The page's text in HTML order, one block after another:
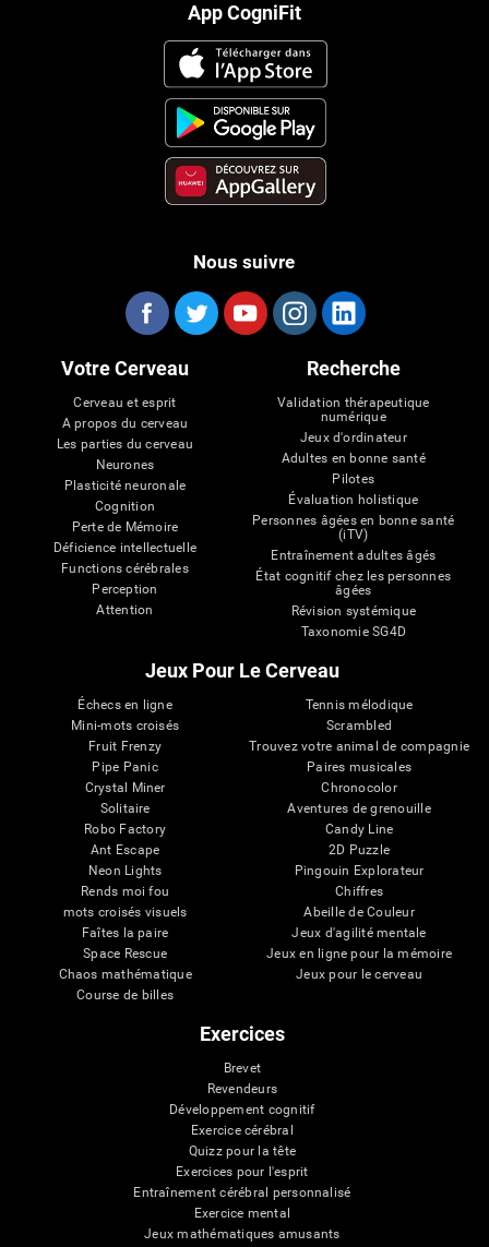
App CogniFit
Nous suivre
Votre Cerveau
Cerveau et esprit
A propos du cerveau
Les parties du cerveau
Neurones
Plasticité neuronale
Cognition
Perte de Mémoire
Déficience intellectuelle
Functions cérébrales
Perception
Attention
Recherche
Validation thérapeutique
numérique
Jeux d'ordinateur
Adultes en bonne santé
Pilotes
Évaluation holistique
Personnes âgées en bonne santé
(iTV)
Entraînement adultes âgés
État cognitif chez les personnes
âgées
Révision systémique
Taxonomie SG4D
Jeux Pour Le Cerveau
Échecs en ligne
Mini-mots croisés
Fruit Frenzy
Pipe Panic
Crystal Miner
Solitaire
Robo Factory
Ant Escape
Neon Lights
Rends moi fou
mots croisés visuels
Faîtes la paire
Space Rescue
Chaos mathématique
Course de billes
Tennis mélodique
Scrambled
Trouvez votre animal de compagnie
Paires musicales
Chronocolor
Aventures de grenouille
Candy Line
2D Puzzle
Pingouin Explorateur
Chiffres
Abeille de Couleur
Jeux d'agilité mentale
Jeux en ligne pour la mémoire
Jeux pour le cerveau
Exercices
Brevet
Revendeurs
Développement cognitif
Exercice cérébral
Quizz pour la tête
Exercices pour l'esprit
Entraînement cérébral personnalisé
Exercice mental
Jeux mathématiques amusants